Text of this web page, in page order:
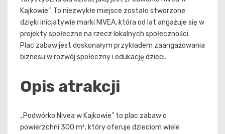
Kajkowie”. To niezwykłe miejsce zostało stworzone
dzięki inicjatywie marki NIVEA, która od lat angażuje się w
projekty społeczne na rzecz lokalnych społeczności.
Plac zabaw jest doskonałym przykładem zaangażowania
biznesu w rozwój społeczny i edukację dzieci.
Opis atrakcji
„Podwórko Nivea w Kajkowie” to plac zabaw o
powierzchni 300 m², który oferuje dzieciom wiele